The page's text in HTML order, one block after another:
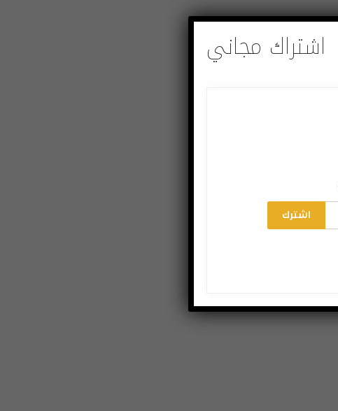
اشتراك مجاني
اشترك